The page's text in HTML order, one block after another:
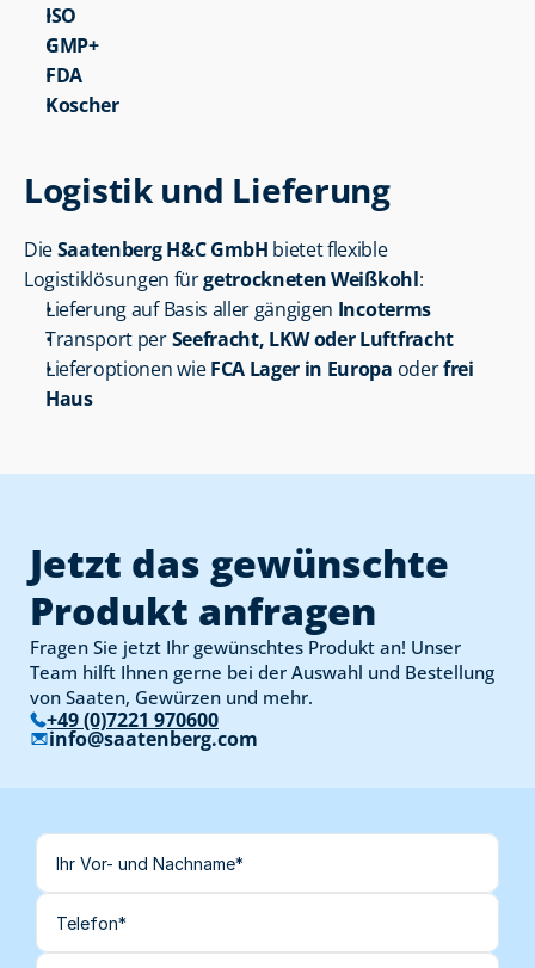
ISO
GMP+
FDA
Koscher
Logistik und Lieferung
Die Saatenberg H&C GmbH bietet flexible
Logistiklösungen für getrockneten Weißkohl:
Lieferung auf Basis aller gängigen Incoterms
Transport per Seefracht, LKW oder Luftfracht
Lieferoptionen wie FCA Lager in Europa oder frei
Haus
Jetzt das gewünschte
Produkt anfragen
Fragen Sie jetzt Ihr gewünschtes Produkt an! Unser
Team hilft Ihnen gerne bei der Auswahl und Bestellung
von Saaten, Gewürzen und mehr.
+49 (0)7221 970600
info@saatenberg.com